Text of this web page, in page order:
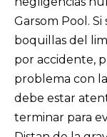
Garsom Pool.
boquillas del
por accidente,
problema con
debe estar
terminar para